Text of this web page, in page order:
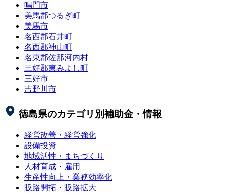
鳴門市
美馬郡つるぎ町
美馬市
名西郡石井町
名西郡神山町
名東郡佐那河内村
三好郡東みよし町
三好市
吉野川市
徳島県のカテゴリ別補助金・情報
経営改善・経営強化
設備投資
地域活性・まちづくり
人材育成・雇用
生産性向上・業務効率化
販路開拓・販路拡大